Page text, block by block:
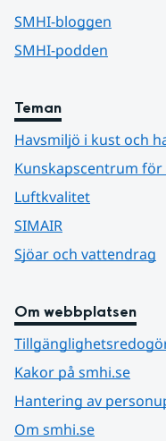
SMHI-bloggen
SMHI-podden
Teman
Havsmiljö i kust och
Kunskapscentrum
Luftkvalitet
SIMAIR
Sjöar och vattendrag
Om webbplatsen
Kakor på smhi.se
Hantering av
Om smhi.se